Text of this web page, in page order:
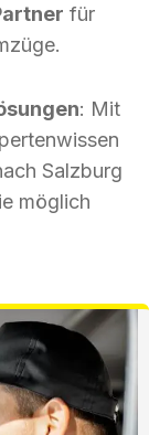
für
: Mit
Salzburg
möglich